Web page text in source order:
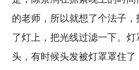
的老师，所以就想了个法子
了灯上，把光线过滤一下。
头，有时候头发被灯罩罩住